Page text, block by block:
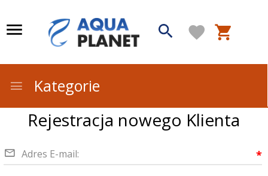
Kategorie
Rejestracja nowego Klienta
*
Adres E-mail: